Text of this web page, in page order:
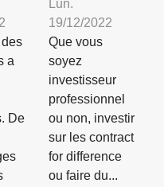
des
a
De
Lun.
19/12/2022
Que vous
soyez
investisseur
professionnel
ou non, investir
sur les contract
for difference
ou faire du...